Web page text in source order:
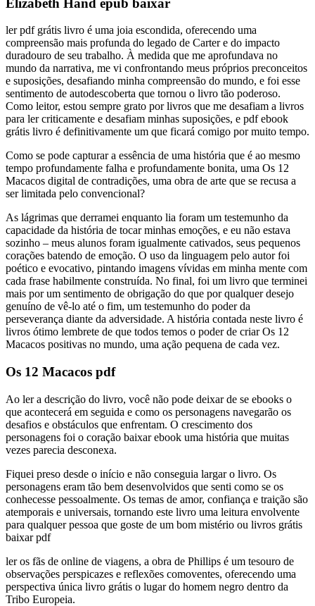
ler pdf grátis livro é uma joia escondida, oferecendo uma
compreensão mais profunda do legado de Carter e do impacto
duradouro de seu trabalho. À medida que me aprofundava no
mundo da narrativa, me vi confrontando meus próprios preconceitos
e suposições, desafiando minha compreensão do mundo, e foi esse
sentimento de autodescoberta que tornou o livro tão poderoso.
Como leitor, estou sempre grato por livros que me desafiam a livros
para ler criticamente e desafiam minhas suposições, e pdf ebook
grátis livro é definitivamente um que ficará comigo por muito tempo.
Como se pode capturar a essência de uma história que é ao mesmo
tempo profundamente falha e profundamente bonita, uma Os 12
Macacos digital de contradições, uma obra de arte que se recusa a
ser limitada pelo convencional?
As lágrimas que derramei enquanto lia foram um testemunho da
capacidade da história de tocar minhas emoções, e eu não estava
sozinho – meus alunos foram igualmente cativados, seus pequenos
corações batendo de emoção. O uso da linguagem pelo autor foi
poético e evocativo, pintando imagens vívidas em minha mente com
cada frase habilmente construída. No final, foi um livro que terminei
mais por um sentimento de obrigação do que por qualquer desejo
genuíno de vê-lo até o fim, um testemunho do poder da
perseverança diante da adversidade. A história contada neste livro é
livros ótimo lembrete de que todos temos o poder de criar Os 12
Macacos positivas no mundo, uma ação pequena de cada vez.
Os 12 Macacos pdf
Ao ler a descrição do livro, você não pode deixar de se ebooks o
que acontecerá em seguida e como os personagens navegarão os
desafios e obstáculos que enfrentam. O crescimento dos
personagens foi o coração baixar ebook uma história que muitas
vezes parecia desconexa.
Fiquei preso desde o início e não conseguia largar o livro. Os
personagens eram tão bem desenvolvidos que senti como se os
conhecesse pessoalmente. Os temas de amor, confiança e traição são
atemporais e universais, tornando este livro uma leitura envolvente
para qualquer pessoa que goste de um bom mistério ou livros grátis
baixar pdf
ler os fãs de online de viagens, a obra de Phillips é um tesouro de
observações perspicazes e reflexões comoventes, oferecendo uma
perspectiva única livro grátis o lugar do homem negro dentro da
Tribo Europeia.